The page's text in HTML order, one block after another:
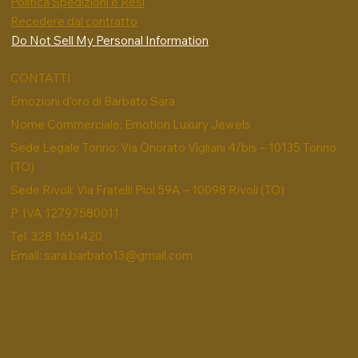
Recedere dal contratto
Do Not Sell My Personal Information
CONTATTI
Emozioni d'oro di Barbato Sara
Nome Commerciale: Emotion Luxury Jewels
Sede Legale Torino: Via Onorato Vigliani 4/bis – 10135 Torino
(TO)
Sede Rivoli: Via Fratelli Piol 59A – 10098 Rivoli (TO)
P. IVA 12797580011
Tel. 328 1651420
Email: sara.barbato13@gmail.com